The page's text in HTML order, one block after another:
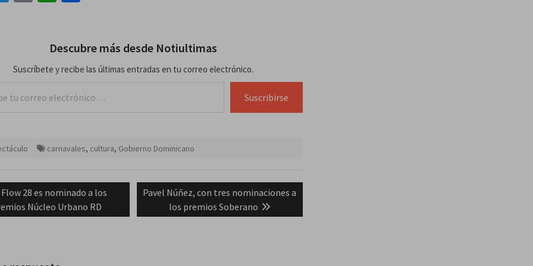
Descubre más desde Notiultimas
Suscríbete y recibe las últimas entradas en tu correo electrónico.
Suscribirse
carnavales, cultura, Gobierno Dominicano
Previous
post:
Flow 28 es nominado a los
Núcleo Urbano RD
Next
Pavel Núñez, con tres nominaciones a
los premios Soberano